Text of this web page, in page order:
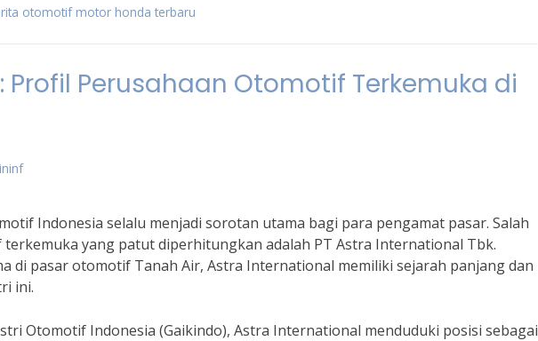
otomotif motor honda terbaru
Profil Perusahaan Otomotif Terkemuka di
Indonesia selalu menjadi sorotan utama bagi para pengamat pasar. Salah
yang patut diperhitungkan adalah PT Astra International Tbk.
di pasar otomotif Tanah Air, Astra International memiliki sejarah panjang dan
ini.
Otomotif Indonesia (Gaikindo), Astra International menduduki posisi sebagai